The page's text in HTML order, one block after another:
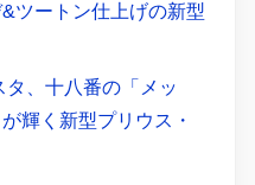
ツートン仕上げの新型
タ、十八番の「メッ
輝く新型プリウス・